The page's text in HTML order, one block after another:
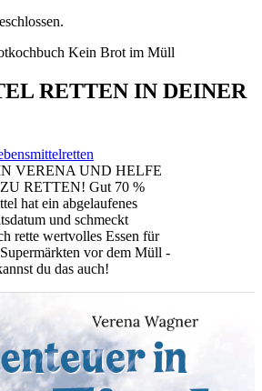
RETTEN IN DEINER
VERENA UND HELFE
RETTEN! Gut 70 %
hat ein abgelaufenes
und schmeckt
rette wertvolles Essen für
vor dem Müll -
du das auch!